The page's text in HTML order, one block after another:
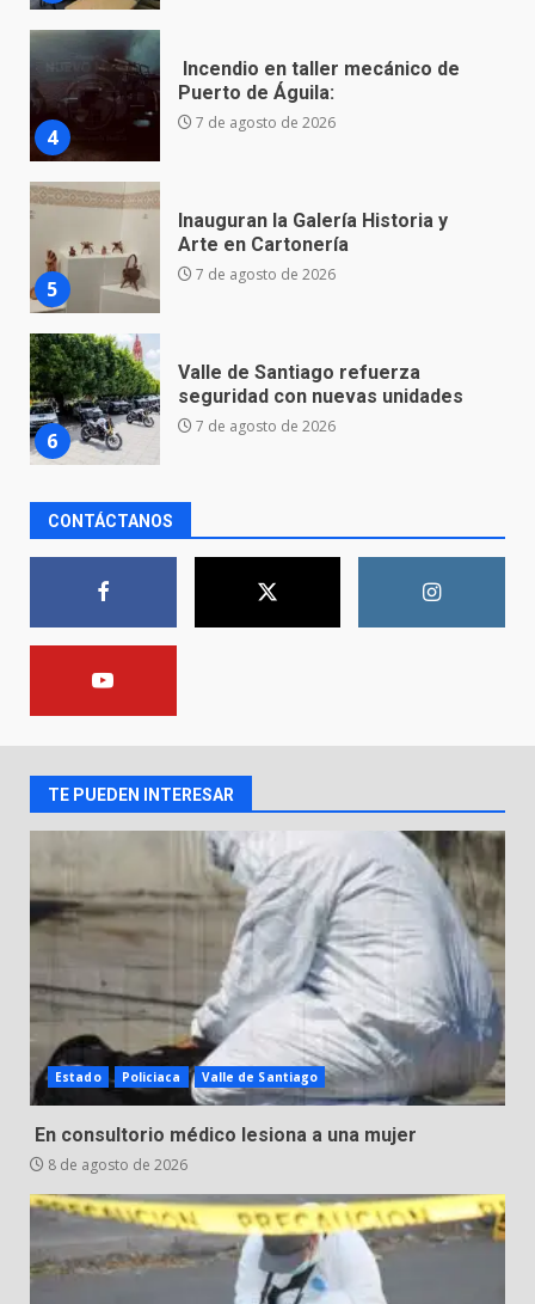
5
Inauguran la Galería Historia y
Arte en Cartonería
7 de agosto de 2026
6
Valle de Santiago refuerza
seguridad con nuevas unidades
7 de agosto de 2026
7
Los Pastores: tradición que
resiste al paso del tiempo
6 de agosto de 2026
8 de agosto de 2026
2
3
Aprender jugando también salva
vidas.
8 de agosto de 2026
4
Incendio en taller mecánico de
Puerto de Águila:
7 de agosto de 2026
5
Inauguran la Galería Historia y
Arte en Cartonería
Valle de Santiago refuerza
CONTÁCTANOS
TE PUEDEN INTERESAR
Estado Policiaca Valle de Santiago
En consultorio médico lesiona a una mujer
8 de agosto de 2026